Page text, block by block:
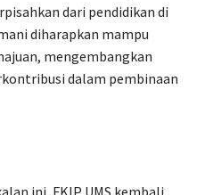
dari pendidikan di
diharapkan mampu
mengembangkan
dalam pembinaan